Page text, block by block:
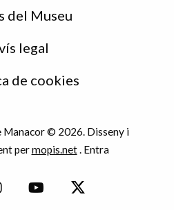
del Museu
legal
de cookies
Manacor © 2026. Disseny i
permopis.net. Entra